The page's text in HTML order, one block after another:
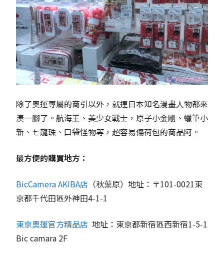
除了奧運專屬的商引以外，就連日本知名漫畫人物都來
湊一腳了。航海王、美少女戰士，原子小金剛、蠟筆小
新、七龍珠、口袋怪物等，超容易傷荷包的商品阿。
最方便的購買地方：
BicCamera AKIBA店 （秋葉原）地址：〒101-0021東
京都千代田區外神田4-1-1
東京奧運官方精品店 地址：東京都新宿區西新宿1-5-1
Bic camara 2F